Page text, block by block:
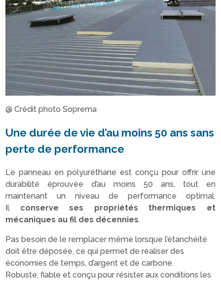
@ Crédit photo Soprema
Une durée de vie d’au moins 50 ans sans
perte de performance
Le panneau en polyuréthane est conçu pour offrir une
durabilité éprouvée d’au moins 50 ans, tout en
maintenant un niveau de performance optimal.
Il conserve ses propriétés thermiques et
mécaniques au fil des décennies.
Pas besoin de le remplacer même lorsque l’étanchéité
doit être déposée, ce qui permet de réaliser des
économies de temps, d’argent et de carbone.
Robuste, fiable et conçu pour résister aux conditions les